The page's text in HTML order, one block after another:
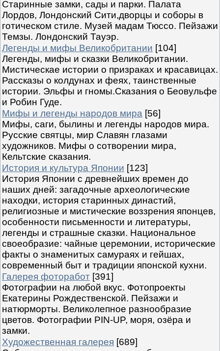
Старинные замки, сады и парки. Палата
Лордов, Лондонский Сити,дворцы и соборы в
готическом стиле. Музей мадам Тюссо. Пейзажи
Темзы. Лондонский Тауэр.
Легенды и мифы Великобритании [104]
Легенды, мифы и сказки Великобритании.
Мистическае истории о призраках и красавицах.
Рассказы о колдунах и феях, таинственные
истории. Эльфы и гномы.Сказания о Беовульфе
и Робин Гуде.
Мифы и легенды народов мира [56]
Мифы, саги, былины и легенды народов мира.
Русские святцы, мир Славян глазами
художников. Мифы о сотворении мира,
Кельтские сказания.
История и культура Японии [123]
История Японии с древнейших времен до
наших дней: загадочные археологические
находки, история старинных династий,
религиозные и мистические воззрения японцев,
особенности письменности и литературы,
легенды и страшные сказки. Национальное
своеобразие: чайные церемонии, исторические
факты о знаменитых самураях и гейшах,
современный быт и традиции японской кухни.
Галерея фоторабот [391]
Фотографии на любой вкус. Фотопроекты
Екатерины Рождественской. Пейзажи и
натюрморты. Великолепное разнообразие
цветов. Фотографии PIN-UP, моря, озёра и
замки.
Художественная галерея [689]